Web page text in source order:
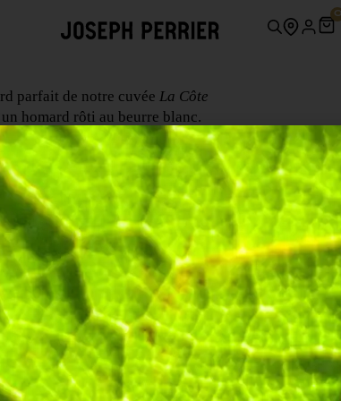
parfait de notre cuvée La Côte
homard rôti au beurre blanc.